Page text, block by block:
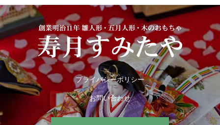
プライバシーポリシー
お問い合わせ